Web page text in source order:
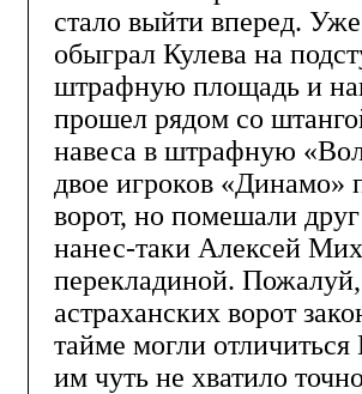
стало выйти вперед.
обыграл Кулева на
штрафную площадь и
прошел рядом со
навеса в штрафную
двое игроков «Динамо»
ворот, но помешали
нанес-таки Алексей
перекладиной.
астраханских ворот
тайме могли
им чуть не хватило